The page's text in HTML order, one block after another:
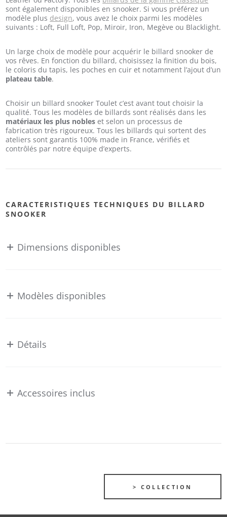
sont également disponibles en snooker. Si vous préférez un
modèle plus design, vous avez le choix parmi les modèles
suivants : Loft, Full Loft, Pop, Miroir, Iron, Megève ou Blacklight.
Un large choix de modèle pour acquérir le billard snooker de
vos rêves. En fonction du billard, choisissez la finition du bois,
le coloris du tapis, les poches en cuir et notamment l’ajout d’un
plateau table.
Choisir un billard snooker Toulet c’est avant tout choisir la
qualité. Tous les modèles de billards sont réalisés dans les
matériaux les plus nobles et selon un processus de
fabrication très rigoureux. Tous les billards qui sortent des
ateliers sont garantis 100% made in France, vérifiés et
contrôlés par notre équipe d’experts.
CARACTERISTIQUES TECHNIQUES DU BILLARD
SNOOKER
Dimensions disponibles
Modèles disponibles
Détails
Accessoires inclus
> COLLECTION